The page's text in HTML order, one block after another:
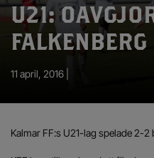
U21:
FALKENBERG
11 april, 2016 |
Kalmar FF:s U21-lag spelade 2-